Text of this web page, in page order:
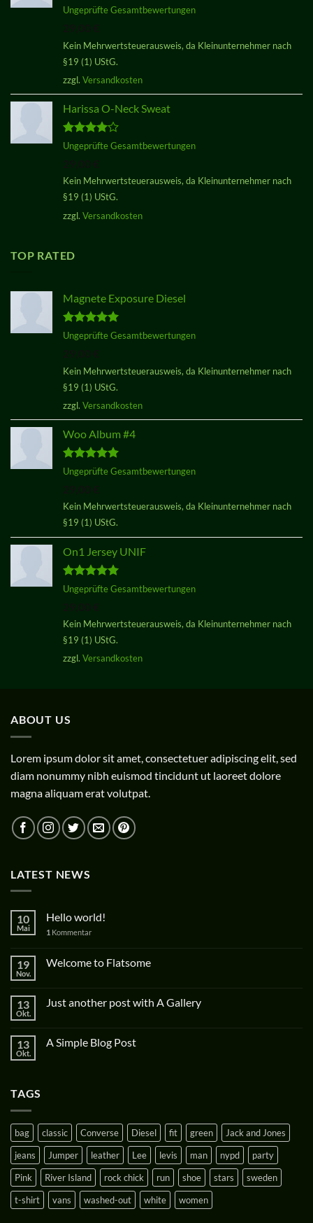
Bewertet
Ungeprüfte Gesamtbewertungen
Kein Mehrwertsteuerausweis, da Kleinunternehmer nach
§19 (1) UStG.
zzgl. Versandkosten
Harissa O-Neck Sweat
Bewertet
Ungeprüfte Gesamtbewertungen
Kein Mehrwertsteuerausweis, da Kleinunternehmer nach
§19 (1) UStG.
zzgl. Versandkosten
TOP RATED
Magnete Exposure Diesel
Bewertet
Ungeprüfte Gesamtbewertungen
Kein Mehrwertsteuerausweis, da Kleinunternehmer nach
§19 (1) UStG.
zzgl. Versandkosten
Woo Album #4
Bewertet
Ungeprüfte Gesamtbewertungen
Kein Mehrwertsteuerausweis, da Kleinunternehmer nach
§19 (1) UStG.
On1 Jersey UNIF
Bewertet
mit 5.00
Ungeprüfte Gesamtbewertungen
Kein Mehrwertsteuerausweis, da Kleinunternehmer nach
§19 (1) UStG.
zzgl. Versandkosten
ABOUT US
Lorem ipsum dolor sit amet, consectetuer adipiscing elit, sed
diam nonummy nibh euismod tincidunt ut laoreet dolore
magna aliquam erat volutpat.
LATEST NEWS
10
Mai
Hello world!
1 Kommentar
19
Nov.
Welcome to Flatsome
13
Okt.
Just another post with A Gallery
13
Okt.
A Simple Blog Post
TAGS
bag classic Converse Diesel fit green
Jack and Jones
jeans
Jumper leather Lee levis man nypd
party
Pink
River Island rock chick run shoe stars
sweden
t-shirt
vans washed-out white women